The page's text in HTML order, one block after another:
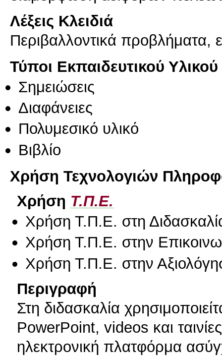
Λέξεις Κλειδιά
Περιβαλλοντικά προβλήματα,
Τύποι Εκπαιδευτικού Υλικού
Σημειώσεις
Διαφάνειες
Πολυμεσικό υλικό
Βιβλίο
Χρήση Τεχνολογιών
Χρήση Τ.Π.Ε.
Χρήση Τ.Π.Ε. στη
Χρήση Τ.Π.Ε. στην
Χρήση Τ.Π.Ε. στην
Περιγραφή
Στη διδασκαλία
PowerPoint, videos και
ηλεκτρονική πλατφόρμα